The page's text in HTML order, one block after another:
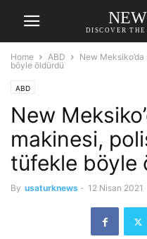
DISCOVER
Home ABD
New
böyle öldürdü
ABD
New
makinesi,
tüfekle böyle
By usaturknews - 12 Nisan 2021